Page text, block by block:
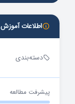
اطلاعات آموزش
دسته‌بندی
پیشرفت مطالعه